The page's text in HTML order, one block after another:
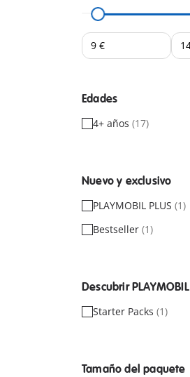
Edades
4+ años (17)
Nuevo y exclusivo
PLAYMOBIL PLUS (1)
Bestseller (1)
Descubrir PLAYMOBIL
Starter Packs (1)
Tamaño del paquete